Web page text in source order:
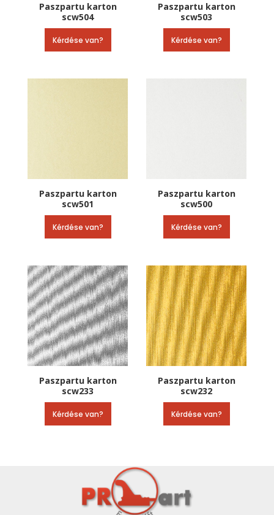
Paszpartu karton
scw504
Kérdése van?
Paszpartu karton
scw503
Kérdése van?
Paszpartu karton
scw501
Kérdése van?
Paszpartu karton
scw500
Kérdése van?
Paszpartu karton
scw233
Kérdése van?
Paszpartu karton
scw232
Kérdése van?